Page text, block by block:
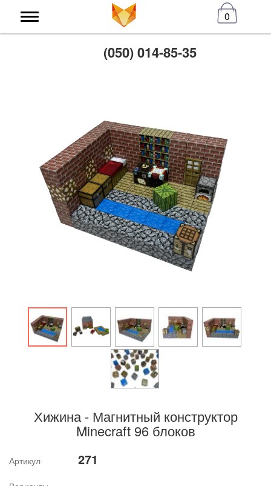
0
(050) 014-85-35
Хижина - Магнитный конструктор
Minecraft 96 блоков
Артикул 271